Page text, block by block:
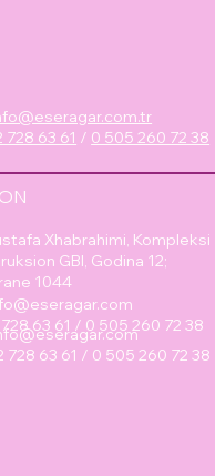
728 63 61 / 0 505 260 72 38
728 63 61 / 0 505 260 72 38
Xhabrahimi, Kompleksi
GBI, Godina 12;
1044
728 63 61 / 0 505 260 72 38